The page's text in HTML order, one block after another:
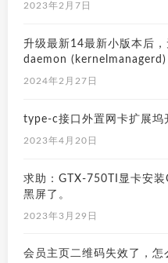
2023年2月7日
升级最新14最新小版本后
daemon (kernelmanagerd)
2024年2月27日
type-c接口外置网卡扩展坞
2023年4月20日
求助：GTX-750TI显卡安
黑屏了。
2023年3月29日
会员主页二维码失效了，怎